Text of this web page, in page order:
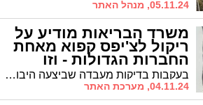
05.11.24, מנהל האתר
משרד הבריאות מודיע על
ריקול לצ'יפס קפוא מאחת
החברות הגדולות - וזו
הסיבה בעקבות בדיקות מעבדה שביצעה היבואנית קפוא זן תעשיות, למוצר "צ'יפס אמריקאי בחיתוך דק", ואיתור חיידק מסוג ליסטריה מונוציטוגנס, החברה קוראת להחזיר אצווה אחת שלגביה עלה החשד. שאר מוצרי החברה בטוחים למאכל
04.11.24, מערכת האתר